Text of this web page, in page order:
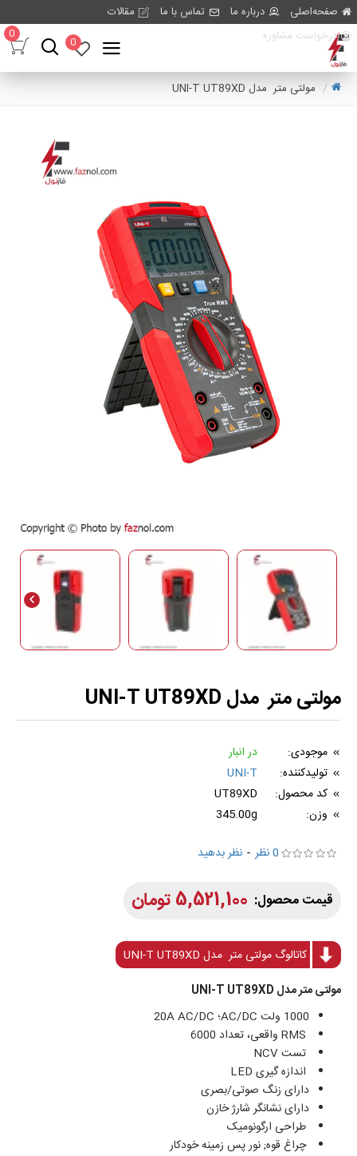
صفحه‌اصلی درباره ما تماس با ما
مقالات
درخواست مشاوره
0
0
مولتی متر مدل UNI-T UT89XD
مولتی متر مدل UNI-T UT89XD
موجودی:
در انبار
تولیدکننده:
UNI-T
کد محصول:
UT89XD
وزن:
345.00g
0 نظر
- نظر بدهید
5,521,100 تومان
مولتی متر مدل UNI-T UT89XD
1000 ولت AC/DC؛ 20A AC/DC
تست NCV
اندازه گیری LED
دارای زنگ صوتی/بصری
دارای نشانگر شارژ خازن
طراحی ارگونومیک
چراغ قوه; نور پس زمینه خودکار
کاتالوگ مولتی متر مدل UNI-T UT89XD